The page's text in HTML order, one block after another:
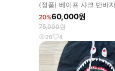
(정품) 베이프 샤크 반바지
20%60,000원
75,000원
26 4